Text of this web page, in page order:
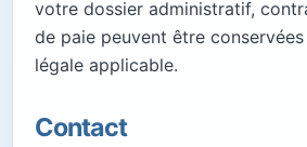
votre dossier administratif,
de paie peuvent être
légale applicable.
Contact